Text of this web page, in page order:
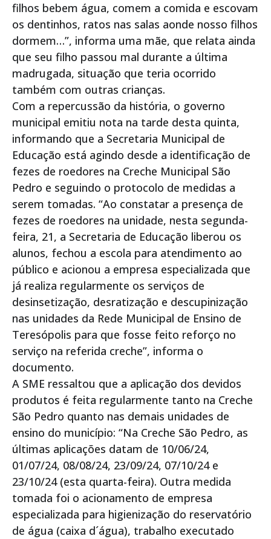
filhos bebem água, comem a comida e escovam
os dentinhos, ratos nas salas aonde nosso filhos
dormem…”, informa uma mãe, que relata ainda
que seu filho passou mal durante a última
madrugada, situação que teria ocorrido
também com outras crianças.
Com a repercussão da história, o governo
municipal emitiu nota na tarde desta quinta,
informando que a Secretaria Municipal de
Educação está agindo desde a identificação de
fezes de roedores na Creche Municipal São
Pedro e seguindo o protocolo de medidas a
serem tomadas. “Ao constatar a presença de
fezes de roedores na unidade, nesta segunda-
feira, 21, a Secretaria de Educação liberou os
alunos, fechou a escola para atendimento ao
público e acionou a empresa especializada que
já realiza regularmente os serviços de
desinsetização, desratização e descupinização
nas unidades da Rede Municipal de Ensino de
Teresópolis para que fosse feito reforço no
serviço na referida creche”, informa o
documento.
A SME ressaltou que a aplicação dos devidos
produtos é feita regularmente tanto na Creche
São Pedro quanto nas demais unidades de
ensino do município: “Na Creche São Pedro, as
últimas aplicações datam de 10/06/24,
01/07/24, 08/08/24, 23/09/24, 07/10/24 e
23/10/24 (esta quarta-feira). Outra medida
tomada foi o acionamento de empresa
especializada para higienização do reservatório
de água (caixa d´água), trabalho executado